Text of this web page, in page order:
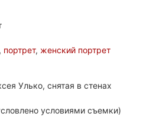
, портрет, женский портрет
Улько, снятая в стенах
условиями съемки)